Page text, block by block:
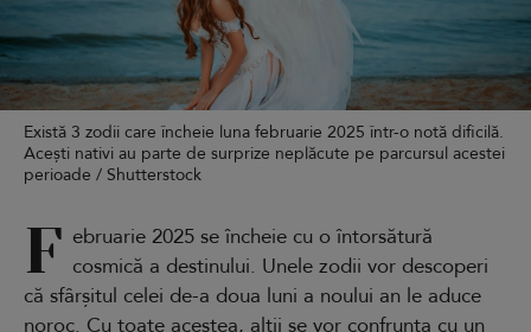
Există 3 zodii care încheie luna februarie 2025 într-o notă dificilă.
Acești nativi au parte de surprize neplăcute pe parcursul acestei
perioade / Shutterstock
F ebruarie 2025 se încheie cu o întorsătură
cosmică a destinului. Unele zodii vor descoperi
că sfârșitul celei de-a doua luni a noului an le aduce
noroc. Cu toate acestea, alții se vor confrunta cu un